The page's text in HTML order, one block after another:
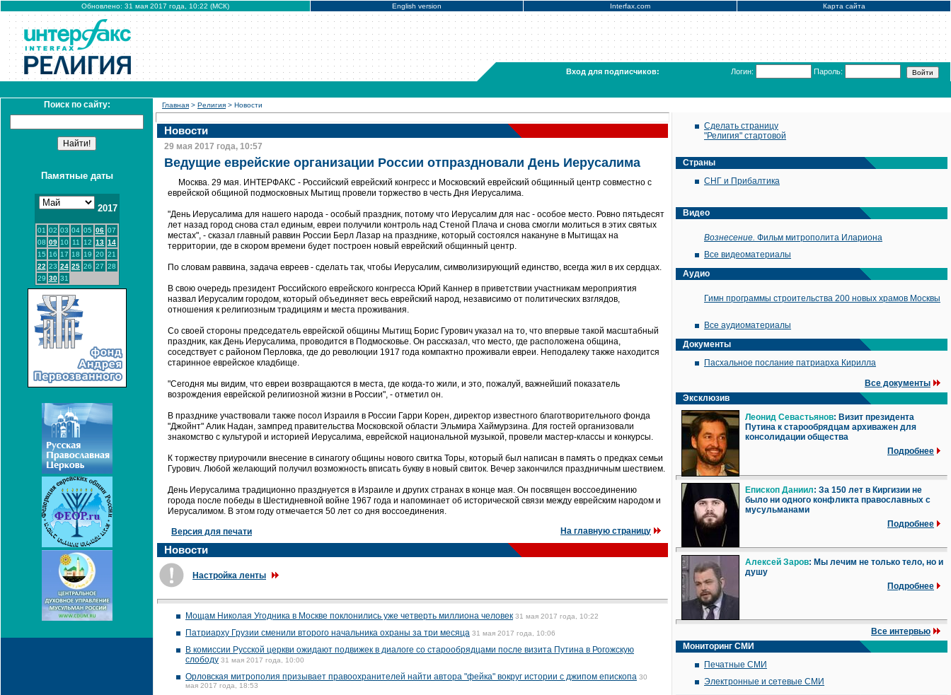
Обновлено: 31 мая 2017 года, 10:22 (МСК) English version Interfax.com Карта сайта
Вход для подписчиков: Логин: Пароль:
Поиск по сайту:
Памятные даты
2017
01 02 03 04 05 06 07
08 09 10 11 12 13 14
15 16 17 18 19 20 21
22 23 24 25 26 27 28
29 30 31
Главная > Религия > Новости
Новости
29 мая 2017 года, 10:57
Ведущие еврейские организации России отпраздновали День Иерусалима
Москва. 29 мая. ИНТЕРФАКС - Российский еврейский конгресс и Московский еврейский общинный центр совместно с
еврейской общиной подмосковных Мытищ провели торжество в честь Дня Иерусалима.
"День Иерусалима для нашего народа - особый праздник, потому что Иерусалим для нас - особое место. Ровно пятьдесят
лет назад город снова стал единым, евреи получили контроль над Стеной Плача и снова смогли молиться в этих святых
местах", - сказал главный раввин России Берл Лазар на празднике, который состоялся накануне в Мытищах на
территории, где в скором времени будет построен новый еврейский общинный центр.
По словам раввина, задача евреев - сделать так, чтобы Иерусалим, символизирующий единство, всегда жил в их сердцах.
В свою очередь президент Российского еврейского конгресса Юрий Каннер в приветствии участникам мероприятия
назвал Иерусалим городом, который объединяет весь еврейский народ, независимо от политических взглядов,
отношения к религиозным традициям и места проживания.
Со своей стороны председатель еврейской общины Мытищ Борис Гурович указал на то, что впервые такой масштабный
праздник, как День Иерусалима, проводится в Подмосковье. Он рассказал, что место, где расположена община,
соседствует с районом Перловка, где до революции 1917 года компактно проживали евреи. Неподалеку также находится
старинное еврейское кладбище.
"Сегодня мы видим, что евреи возвращаются в места, где когда-то жили, и это, пожалуй, важнейший показатель
возрождения еврейской религиозной жизни в России", - отметил он.
В празднике участвовали также посол Израиля в России Гарри Корен, директор известного благотворительного фонда
"Джойнт" Алик Надан, зампред правительства Московской области Эльмира Хаймурзина. Для гостей организовали
знакомство с культурой и историей Иерусалима, еврейской национальной музыкой, провели мастер-классы и конкурсы.
К торжеству приурочили внесение в синагогу общины нового свитка Торы, который был написан в память о предках семьи
Гурович. Любой желающий получил возможность вписать букву в новый свиток. Вечер закончился праздничным шествием.
День Иерусалима традиционно празднуется в Израиле и других странах в конце мая. Он посвящен воссоединению
города после победы в Шестидневной войне 1967 года и напоминает об исторической связи между еврейским народом и
Иерусалимом. В этом году отмечается 50 лет со дня воссоединения.
Версия для печати На главную страницу
Новости
Настройка ленты
Мощам Николая Угодника в Москве поклонились уже четверть миллиона человек 31 мая 2017 года, 10:22
Патриарху Грузии сменили второго начальника охраны за три месяца 31 мая 2017 года, 10:06
В комиссии Русской церкви ожидают подвижек в диалоге со старообрядцами после визита Путина в Рогожскую
слободу 31 мая 2017 года, 10:00
Орловская митрополия призывает правоохранителей найти автора "фейка" вокруг истории с джипом епископа 30
мая 2017 года, 18:53
Сделать страницу
"Религия" стартовой
Страны
СНГ и Прибалтика
Видео
Вознесение. Фильм митрополита Илариона
Все видеоматериалы
Аудио
Гимн программы строительства 200 новых храмов Москвы
Все аудиоматериалы
Документы
Пасхальное послание патриарха Кирилла
Все документы
Эксклюзив
Леонид Севастьянов: Визит президента
Путина к старообрядцам архиважен для
консолидации общества
Подробнее
Епископ Даниил: За 150 лет в Киргизии не
было ни одного конфликта православных с
мусульманами
Подробнее
Алексей Заров: Мы лечим не только тело, но и
душу
Подробнее
Все интервью
Мониторинг СМИ
Печатные СМИ
Электронные и сетевые СМИ